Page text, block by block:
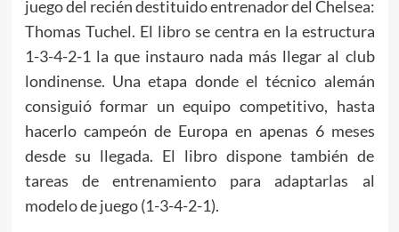
juego del recién destituido entrenador del Chelsea:
Thomas Tuchel. El libro se centra en la estructura
1-3-4-2-1 la que instauro nada más llegar al club
londinense. Una etapa donde el técnico alemán
consiguió formar un equipo competitivo, hasta
hacerlo campeón de Europa en apenas 6 meses
desde su llegada. El libro dispone también de
tareas de entrenamiento para adaptarlas al
modelo de juego (1-3-4-2-1).